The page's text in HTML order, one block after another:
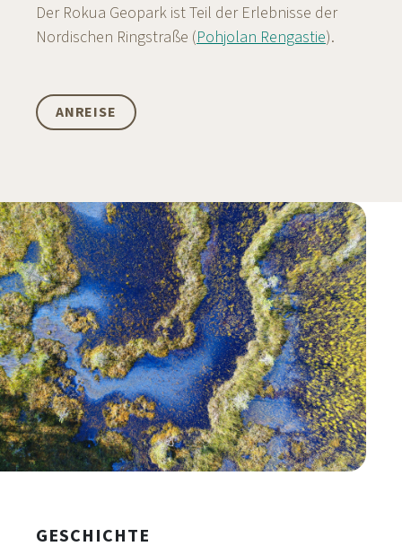
Der Rokua Geopark ist Teil der Erlebnisse der
Nordischen Ringstraße (Pohjolan Rengastie).
ANREISE
GESCHICHTE